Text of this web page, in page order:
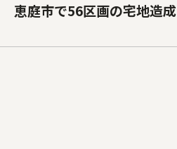
恵庭市で56区画の宅地造